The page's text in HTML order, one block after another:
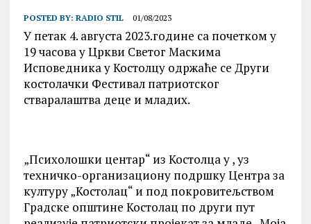
POSTED BY: RADIO STIL 01/08/2023
У петак 4. августа 2023.године са почетком у
19 часова у Цркви Светог Маскима
Исповедника у Костолцу одржаће се Други
костолачки Фестивал патриотског
стваралаштва деце и младих.
„Психолошки центар“ из Костолца у , уз
техничко-организациону подршку Центра за
културу „Костолац“ и под покровитељством
Градске општине Костолац по други пут